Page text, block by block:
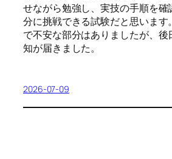
せながら勉強し、実技の手順を
分に挑戦できる試験だと思います
で不安な部分はありましたが、後
知が届きました。
2026-07-09